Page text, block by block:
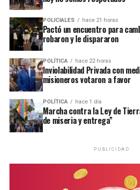
POLICIALES hace 21 horas
Pactó un encuentro para
robaron y le dispararon
POLÍTICA hace 22 horas
Inviolabilidad Privada con
misioneros votaron a favor
POLÍTICA hace 1 día
Marcha contra la Ley de
de miseria y entrega”
PUBLICIDAD